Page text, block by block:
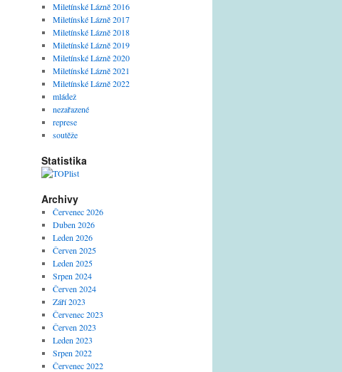
Miletínské Lázně 2016
Miletínské Lázně 2017
Miletínské Lázně 2018
Miletínské Lázně 2019
Miletínské Lázně 2020
Miletínské Lázně 2021
Miletínské Lázně 2022
mládež
nezařazené
represe
soutěže
Statistika
Archivy
Červenec 2026
Duben 2026
Leden 2026
Červen 2025
Leden 2025
Srpen 2024
Červen 2024
Září 2023
Červenec 2023
Červen 2023
Leden 2023
Srpen 2022
Červenec 2022